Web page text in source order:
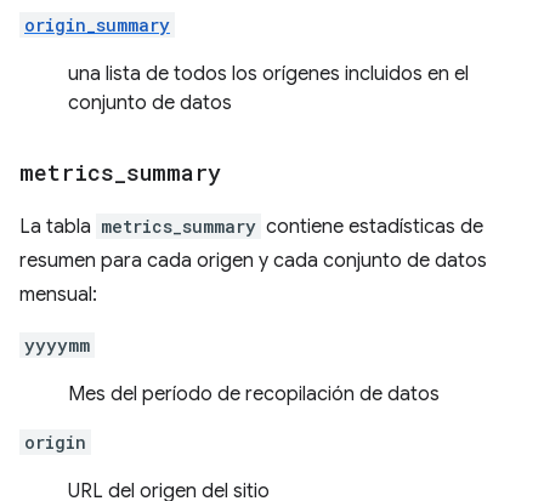
origin_summary
una lista de todos los orígenes incluidos en el
conjunto de datos
metrics summary
La tabla metrics_summary contiene estadísticas de
resumen para cada origen y cada conjunto de datos
mensual:
yyyymm
Mes del período de recopilación de datos
origin
URL del origen del sitio